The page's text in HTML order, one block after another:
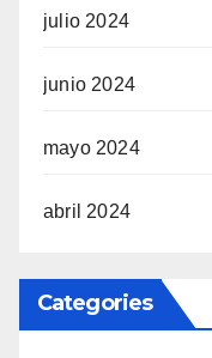
julio 2024
junio 2024
mayo 2024
abril 2024
Categories